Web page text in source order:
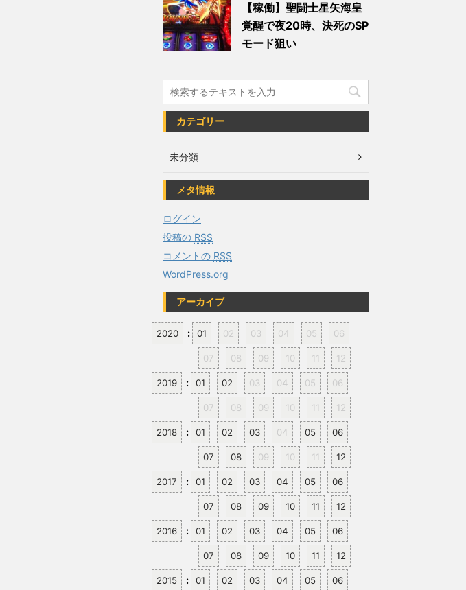
【稼働】聖闘士星矢海皇
覚醒で夜20時、決死のSP
モード狙い
カテゴリー
未分類
メタ情報
ログイン
投稿の RSS
コメントの RSS
WordPress.org
アーカイブ
2020 : 01 02 03 04 05 06
07 08 09 10 11 12
2019 : 01 02 03 04 05 06
07 08 09 10 11 12
2018 : 01 02 03 04 05 06
07 08 09 10 11 12
2017 : 01 02 03 04 05 06
07 08 09 10 11 12
2016 : 01 02 03 04 05 06
07 08 09 10 11 12
2015 : 01 02 03 04 05 06